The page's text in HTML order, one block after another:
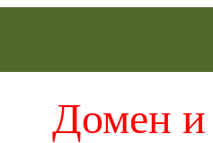
Домен и